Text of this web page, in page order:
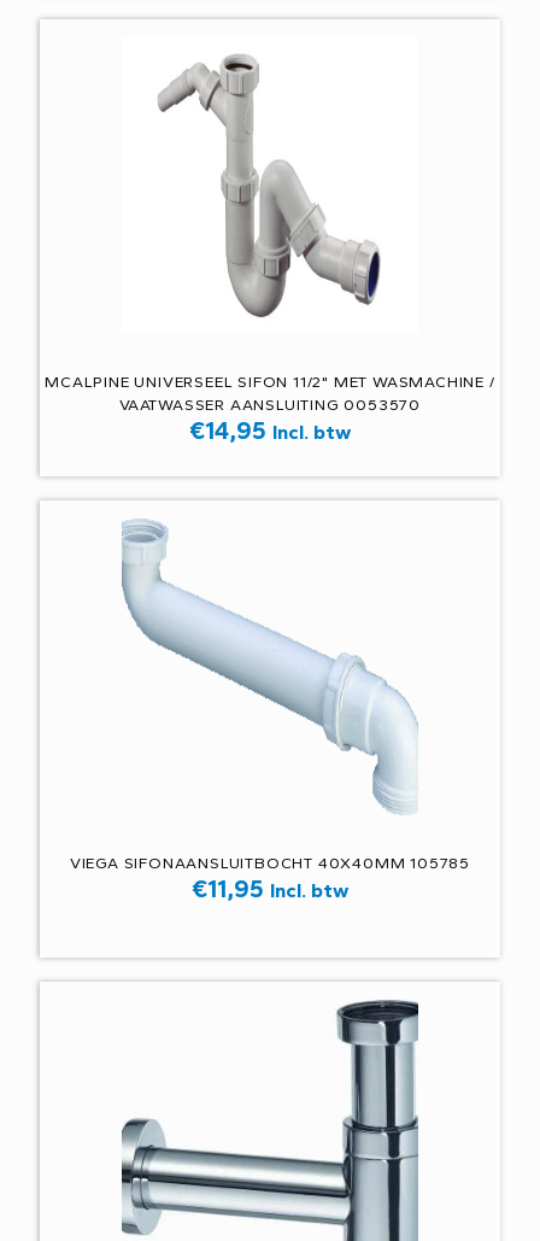
MCALPINE UNIVERSEEL SIFON 11/2" MET WASMACHINE /
VAATWASSER AANSLUITING 0053570
€14,95 Incl. btw
VIEGA SIFONAANSLUITBOCHT 40X40MM 105785
€11,95 Incl. btw